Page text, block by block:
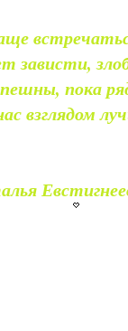
зависти,
пока
взглядом